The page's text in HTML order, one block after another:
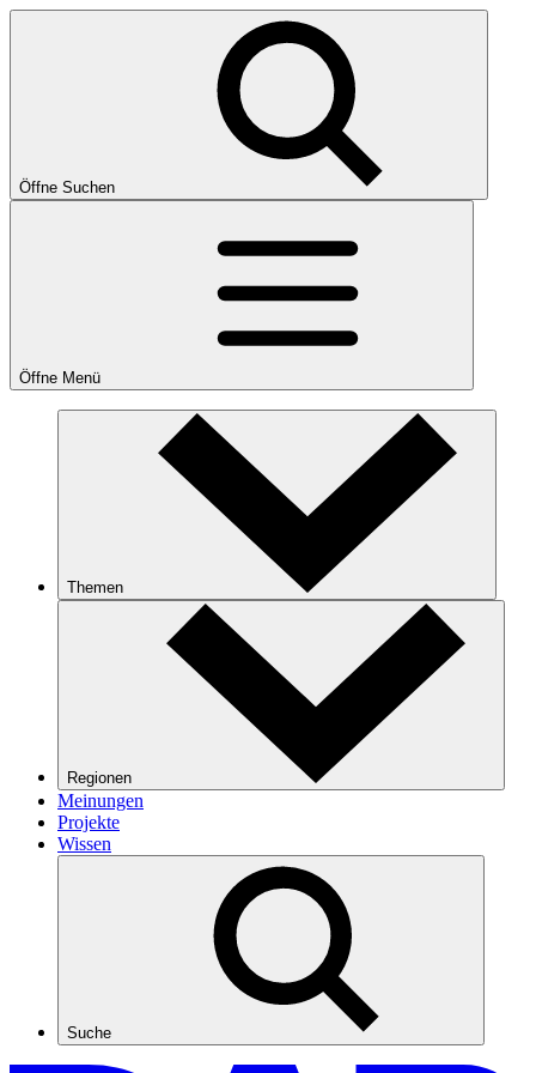
Öffne Suchen
Öffne Menü
Themen
Regionen
Meinungen
Projekte
Wissen
Suche